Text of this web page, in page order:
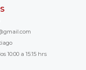
10:00 a 15:15 hrs